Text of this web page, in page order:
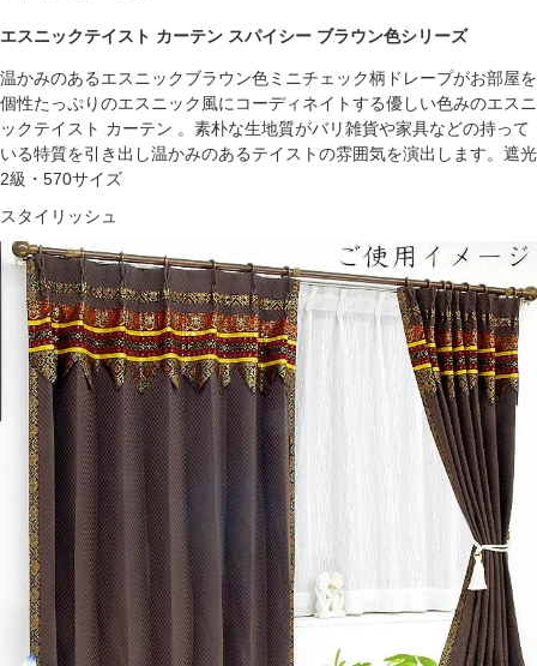
エスニックテイスト カーテン スパイシー ブラウン色シリーズ
温かみのあるエスニックブラウン色ミニチェック柄ドレープがお部屋を
個性たっぷりのエスニック風にコーディネイトする優しい色みのエスニ
ックテイスト カーテン 。素朴な生地質がバリ雑貨や家具などの持って
いる特質を引き出し温かみのあるテイストの雰囲気を演出します。遮光
2級・570サイズ
スタイリッシュ